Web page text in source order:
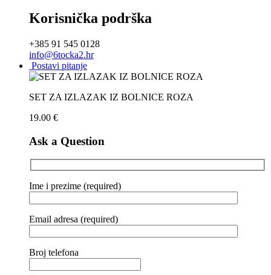
Korisnička podrška
+385 91 545 0128
info@6tocka2.hr
Postavi pitanje
SET ZA IZLAZAK IZ BOLNICE ROZA
19.00 €
Ask a Question
Ime i prezime (required)
Email adresa (required)
Broj telefona